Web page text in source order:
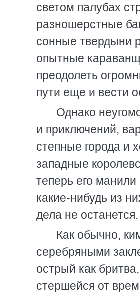
светом палубах
разношерстные
сонные твердыни
опытные
преодолеть
пути еще и вести
Однако
и приключений,
степные города и
западные
теперь его
какие-нибудь из
дела не останется.
Как обычно,
серебряными
острый как
стершейся от